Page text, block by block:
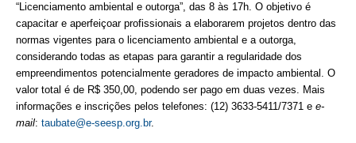
AGENDA
SEESP NOTÍCIAS
NOTÍCIAS NO WHATSAPP
FOTOS
“Licenciamento ambiental e outorga”, das 8 às 17h. O objetivo é
capacitar e aperfeiçoar profissionais a elaborarem projetos dentro das
normas vigentes para o licenciamento ambiental e a outorga,
considerando todas as etapas para garantir a regularidade dos
empreendimentos potencialmente geradores de impacto ambiental. O
valor total é de R$ 350,00, podendo ser pago em duas vezes. Mais
informações e inscrições pelos telefones: (12) 3633-5411/7371 e e-
mail: taubate@e-seesp.org.br.